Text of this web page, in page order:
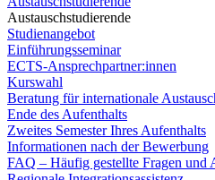
Austauschstudierende
Studienangebot
Einführungsseminar
ECTS-Ansprechpartner:innen
Kurswahl
Beratung für internationale
Ende des Aufenthalts
Zweites Semester Ihres Aufenthalts
Informationen nach der Bewerbung
FAQ – Häufig gestellte Fragen und